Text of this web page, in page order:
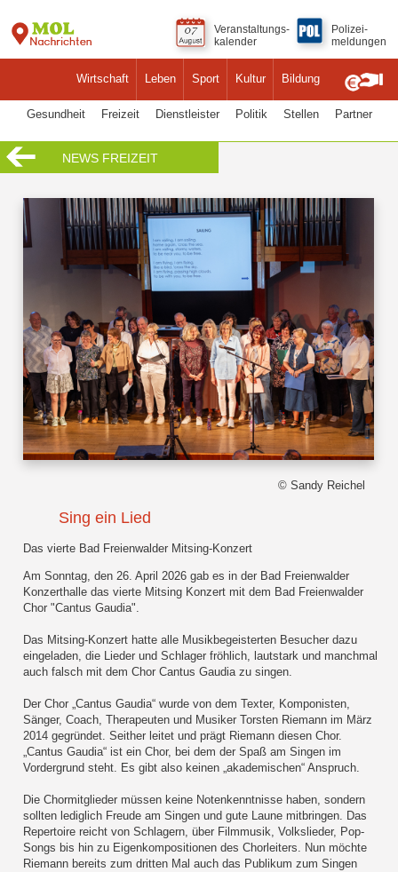
Wirtschaft Leben Sport Kultur Bildung
Veranstaltungs-
kalender
Polizei-
meldungen
Gesundheit Freizeit Dienstleister Politik Stellen Partner
NEWS FREIZEIT
© Sandy Reichel
Sing ein Lied
Das vierte Bad Freienwalder Mitsing-Konzert
Am Sonntag, den 26. April 2026 gab es in der Bad Freienwalder
Konzerthalle das vierte Mitsing Konzert mit dem Bad Freienwalder
Chor "Cantus Gaudia".
Das Mitsing-Konzert hatte alle Musikbegeisterten Besucher dazu
eingeladen, die Lieder und Schlager fröhlich, lautstark und manchmal
auch falsch mit dem Chor Cantus Gaudia zu singen.
Der Chor „Cantus Gaudia“ wurde von dem Texter, Komponisten,
Sänger, Coach, Therapeuten und Musiker Torsten Riemann im März
2014 gegründet. Seither leitet und prägt Riemann diesen Chor.
„Cantus Gaudia“ ist ein Chor, bei dem der Spaß am Singen im
Vordergrund steht. Es gibt also keinen „akademischen“ Anspruch.
Die Chormitglieder müssen keine Notenkenntnisse haben, sondern
sollten lediglich Freude am Singen und gute Laune mitbringen. Das
Repertoire reicht von Schlagern, über Filmmusik, Volkslieder, Pop-
Songs bis hin zu Eigenkompositionen des Chorleiters. Nun möchte
Riemann bereits zum dritten Mal auch das Publikum zum Singen